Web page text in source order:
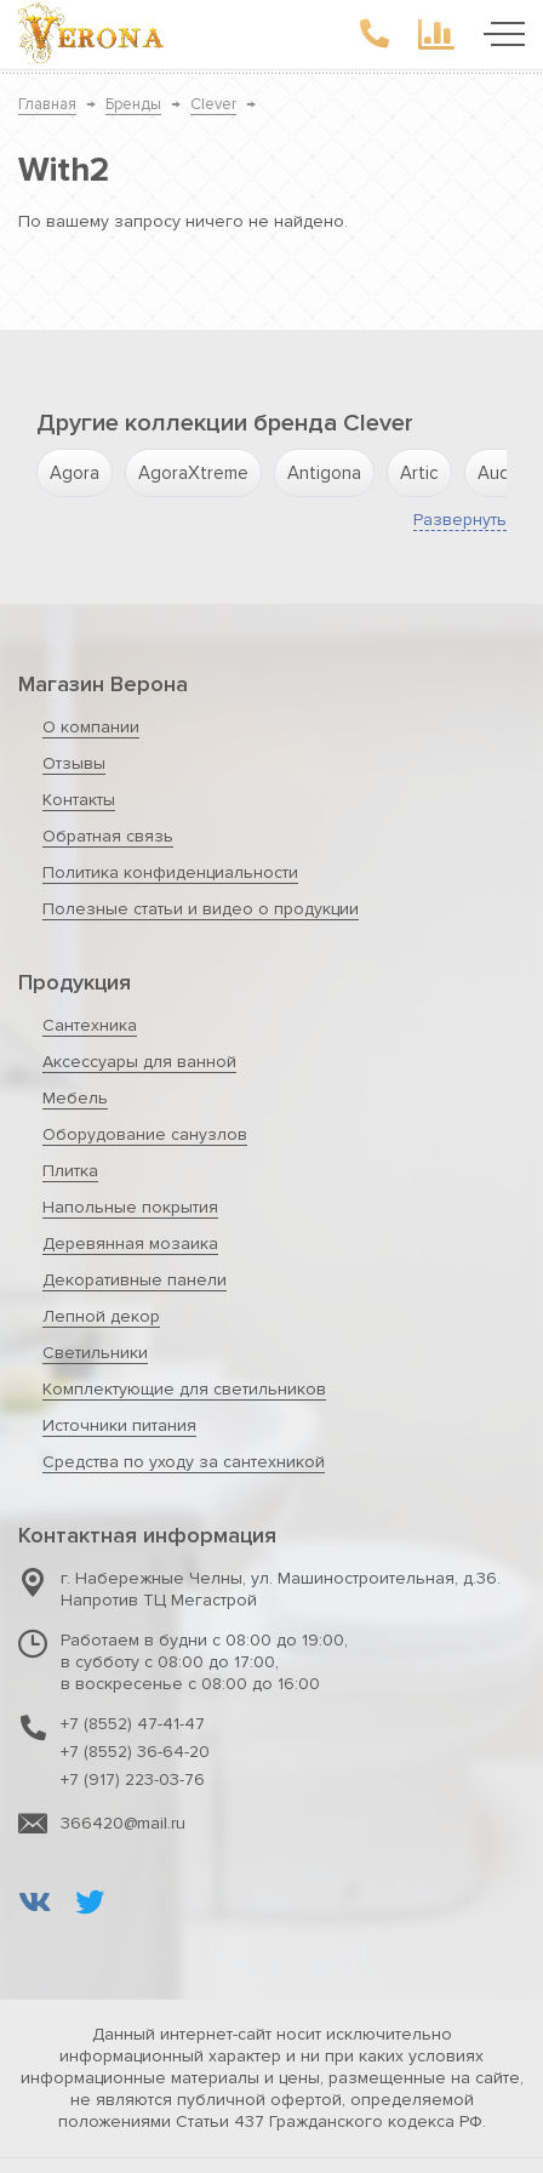
Главная → Бренды → Clever →
With2
По вашему запросу ничего не найдено.
Другие коллекции бренда Clever
Agora AgoraXtreme Antigona Artic Aude
Развернуть
Магазин Верона
О компании
Отзывы
Контакты
Обратная связь
Политика конфиденциальности
Полезные статьи и видео о продукции
Продукция
Сантехника
Аксессуары для ванной
Мебель
Оборудование санузлов
Плитка
Напольные покрытия
Деревянная мозаика
Декоративные панели
Лепной декор
Светильники
Комплектующие для светильников
Источники питания
Средства по уходу за сантехникой
Контактная информация
г. Набережные Челны, ул. Машиностроительная, д.36.
Напротив ТЦ Мегастрой
Работаем в будни с 08:00 до 19:00,
в субботу с 08:00 до 17:00,
в воскресенье с 08:00 до 16:00
+7 (8552) 47-41-47
+7 (8552) 36-64-20
+7 (917) 223-03-76
366420@mail.ru
Данный интернет-сайт носит исключительно
информационный характер и ни при каких условиях
информационные материалы и цены, размещенные на сайте,
не являются публичной офертой, определяемой
положениями Статьи 437 Гражданского кодекса РФ.